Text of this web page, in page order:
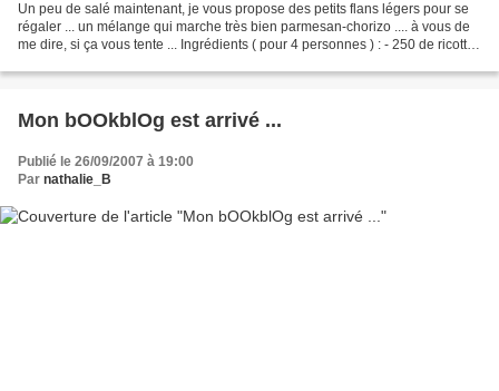
Un peu de salé maintenant, je vous propose des petits flans légers pour se
régaler ... un mélange qui marche très bien parmesan-chorizo .... à vous de
me dire, si ça vous tente ... Ingrédients ( pour 4 personnes ) : - 250 de ricotta
Mon bOOkblOg est arrivé ...
Publié le 26/09/2007 à 19:00
Par nathalie_B